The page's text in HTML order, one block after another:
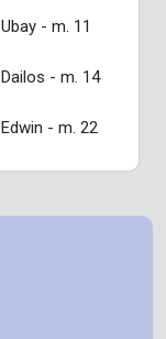
Ubay - m. 11
Dailos - m. 14
Edwin - m. 22